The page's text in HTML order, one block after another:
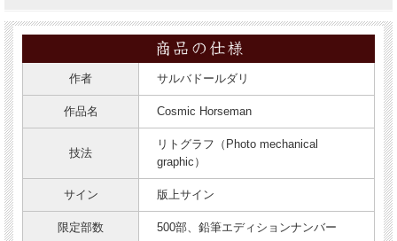
作者 サルバドールダリ
作品名 Cosmic Horseman
技法
リトグラフ（Photo mechanical
graphic）
サイン 版上サイン
限定部数 500部、鉛筆エディションナンバー